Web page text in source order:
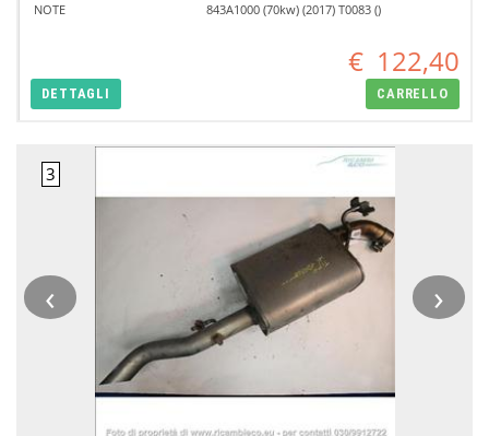
NOTE
843A1000 (70kw) (2017) T0083 ()
€ 122,40
DETTAGLI CARRELLO
‹ ›